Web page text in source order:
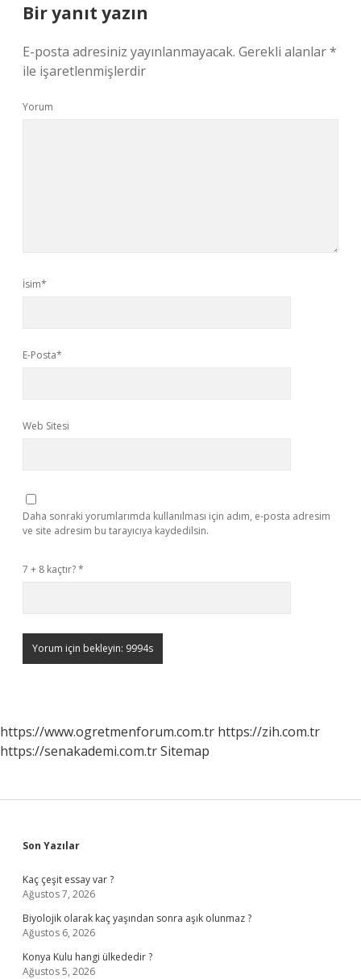
Bir yanıt yazın
E-posta adresiniz yayınlanmayacak. Gerekli alanlar*
ile işaretlenmişlerdir
Yorum
İsim*
E-Posta*
Web Sitesi
Daha sonraki yorumlarımda kullanılması için adım, e-posta adresim
ve site adresim bu tarayıcıya kaydedilsin.
7 + 8 kaçtır?*
https://www.ogretmenforum.com.tr https://zih.com.tr
https://senakademi.com.trSitemap
Sidebar
Son Yazılar
Kaç çeşit essay var ?
Ağustos 7, 2026
Biyolojik olarak kaç yaşından sonra aşık olunmaz ?
Ağustos 6, 2026
Konya Kulu hangi ülkededir ?
Ağustos 5, 2026